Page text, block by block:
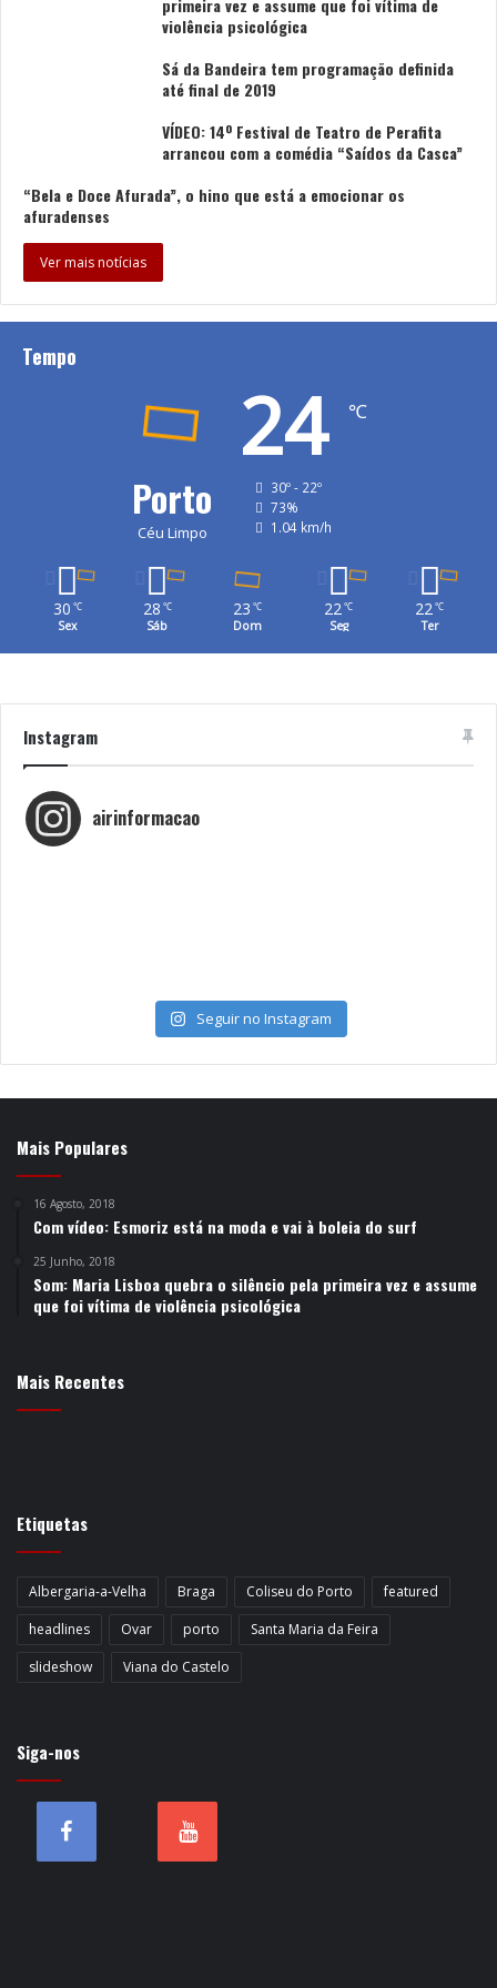
primeira vez e assume que foi vítima de
violência psicológica
Sá da Bandeira tem programação definida
até final de 2019
VÍDEO: 14º Festival de Teatro de Perafita
arrancou com a comédia “Saídos da Casca”
“Bela e Doce Afurada”, o hino que está a emocionar os
afuradenses
Ver mais notícias
Tempo
Porto
Céu Limpo
24 ℃
30º - 22º
73%
1.04 km/h
30 ℃
Sex
28 ℃
Sáb
23 ℃
Dom
22℃
Seg
22℃
Ter
Instagram
airinformacao
Seguir no Instagram
Mais Populares
16 Agosto, 2018
Com vídeo: Esmoriz está na moda e vai à boleia do surf
25 Junho, 2018
Som: Maria Lisboa quebra o silêncio pela primeira vez e assume
que foi vítima de violência psicológica
Mais Recentes
Etiquetas
Albergaria-a-Velha Braga Coliseu do Porto
featured
headlines
Ovar porto
Santa Maria da Feira
slideshow
Viana do Castelo
Siga-nos